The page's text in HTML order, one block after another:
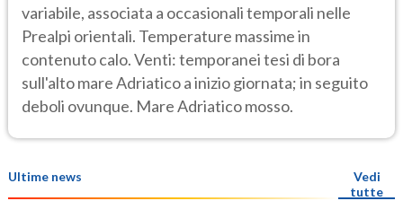
variabile, associata a occasionali temporali nelle
Prealpi orientali. Temperature massime in
contenuto calo. Venti: temporanei tesi di bora
sull'alto mare Adriatico a inizio giornata; in seguito
deboli ovunque. Mare Adriatico mosso.
Ultime news
Vedi
tutte